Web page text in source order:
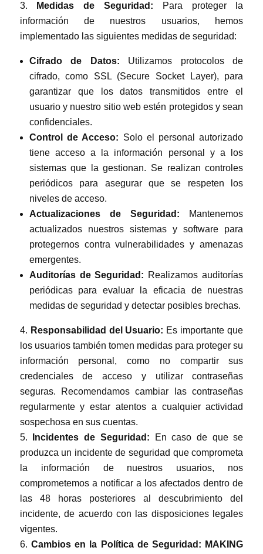
Medidas de Seguridad: Para proteger la
información de nuestros usuarios, hemos
implementado las siguientes medidas de seguridad:
Cifrado de Datos: Utilizamos protocolos de
cifrado, como SSL (Secure Socket Layer), para
garantizar que los datos transmitidos entre el
usuario y nuestro sitio web estén protegidos y sean
confidenciales.
Control de Acceso: Solo el personal autorizado
tiene acceso a la información personal y a los
sistemas que la gestionan. Se realizan controles
periódicos para asegurar que se respeten los
niveles de acceso.
Actualizaciones de Seguridad: Mantenemos
actualizados nuestros sistemas y software para
protegernos contra vulnerabilidades y amenazas
emergentes.
Auditorías de Seguridad: Realizamos auditorías
periódicas para evaluar la eficacia de nuestras
medidas de seguridad y detectar posibles brechas.
Responsabilidad del Usuario: Es importante que
los usuarios también tomen medidas para proteger su
información personal, como no compartir sus
credenciales de acceso y utilizar contraseñas
seguras. Recomendamos cambiar las contraseñas
regularmente y estar atentos a cualquier actividad
sospechosa en sus cuentas.
Incidentes de Seguridad: En caso de que se
produzca un incidente de seguridad que comprometa
la información de nuestros usuarios, nos
comprometemos a notificar a los afectados dentro de
las 48 horas posteriores al descubrimiento del
incidente, de acuerdo con las disposiciones legales
vigentes.
Cambios en la Política de Seguridad: MAKING